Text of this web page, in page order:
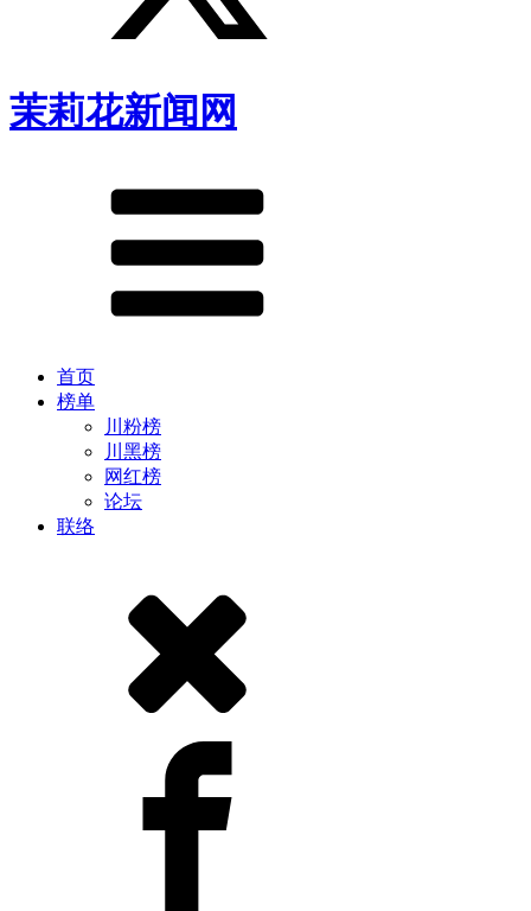
茉莉花新闻网
首页
榜单
川粉榜
川黑榜
网红榜
论坛
联络